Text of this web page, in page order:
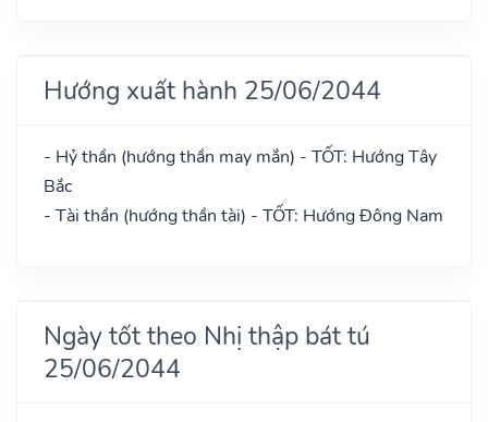
Hướng xuất hành 25/06/2044
- Hỷ thần (hướng thần may mắn) - TỐT: Hướng Tây
Bắc
- Tài thần (hướng thần tài) - TỐT: Hướng Đông Nam
Ngày tốt theo Nhị thập bát tú
25/06/2044